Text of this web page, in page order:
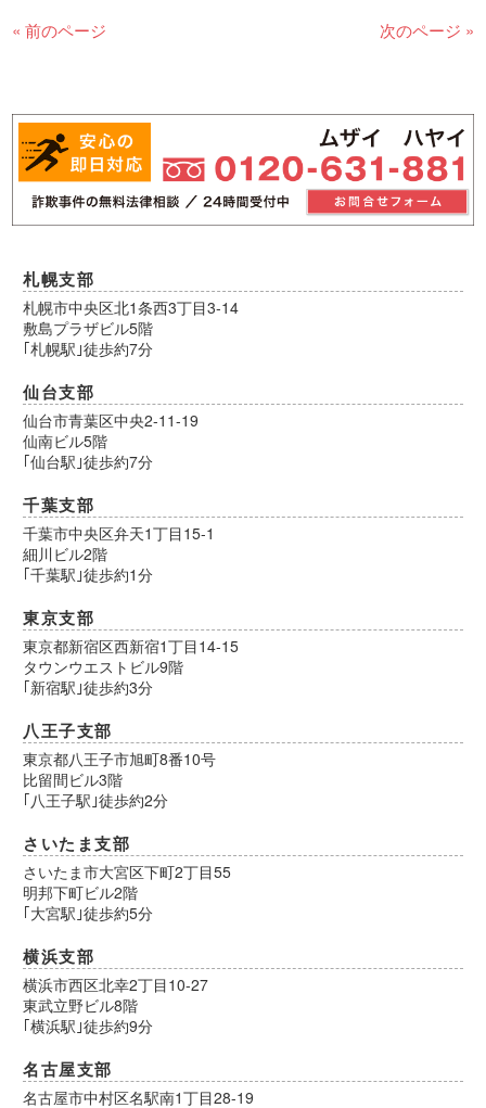
« 前のページ 次のページ »
札幌支部
札幌市中央区北1条西3丁目3-14
敷島プラザビル5階
｢札幌駅｣徒歩約7分
仙台支部
仙台市青葉区中央2-11-19
仙南ビル5階
｢仙台駅｣徒歩約7分
千葉支部
千葉市中央区弁天1丁目15-1
細川ビル2階
｢千葉駅｣徒歩約1分
東京支部
東京都新宿区西新宿1丁目14-15
タウンウエストビル9階
｢新宿駅｣徒歩約3分
八王子支部
東京都八王子市旭町8番10号
比留間ビル3階
｢八王子駅｣徒歩約2分
さいたま支部
さいたま市大宮区下町2丁目55
明邦下町ビル2階
｢大宮駅｣徒歩約5分
横浜支部
横浜市西区北幸2丁目10-27
東武立野ビル8階
｢横浜駅｣徒歩約9分
名古屋支部
名古屋市中村区名駅南1丁目28-19